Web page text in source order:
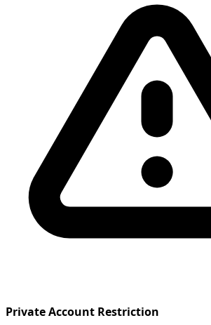
Private Account Restriction